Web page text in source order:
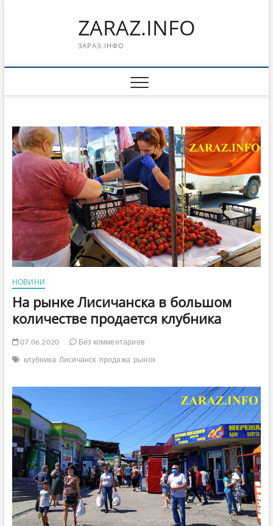
ZARAZ.INFO
ЗАРАЗ.ІНФО
НОВИНИ
На рынке Лисичанска в большом
количестве продается клубника
07.06.2020
Без комментариев
клубника Лисичанск продажа рынок